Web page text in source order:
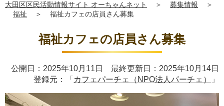
大田区区民活動情報サイト オーちゃんネット ＞ 募集情報
＞
福祉
＞ 福祉カフェの店員さん募集
福祉カフェの店員さん募集
公開日：2025年10月11日 最終更新日：2025年10月14日
登録元：「 カフェパーチェ（NPO法人パーチェ） 」